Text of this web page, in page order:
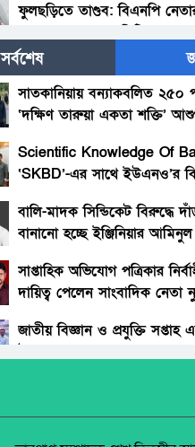
ফুলছড়িতে তাণ্ডব: বিএনপি
পরিবার
লক্ষ্মীপুরে পাম্পে হামলার শিকার
সাংবাদিক
আলাল মিয়া!
সাংবাদিক
পলাশবাড়ীতে থানায় ঢুকে
মারধর, যুব জামায়াত
গ্রেফতার ১জন।
উপজেলা পরিষদে সংরক্ষিত
কাঠ চুরি!
সর্বশেষ
সাতকানিয়ায় বন্যাকবলিত ২৫০
‘দক্ষিণ তারুয়া একতা শক্তি’
Scientific Knowledge Of
‘SKBD’-এর সাথে ইউএনও’র
বালি-মাদক সিন্ডিকেট বিরুদ্ধে
বানানো হচ্ছে ইঞ্জিনিয়ার
সাপ্তাহিক অভিযোগ পত্রিকার
দায়িত্ব পেলেন সাংবাদিক
জাতীয় বিজ্ঞান ও প্রযুক্তি সপ্তাহ
অর্থনীতি।